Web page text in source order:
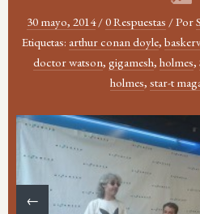
30 mayo, 2014 /0 Respuestas /Por
Etiquetas: arthur conan doyle,
doctor watson, gigamesh, holmes,
holmes, star-t
←